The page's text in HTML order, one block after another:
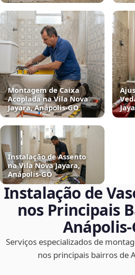
Montagem de Caixa
Acoplada na Vila Nova
Jayara, Anápolis‑GO
Instalação de Assento
na Vila Nova Jayara,
Anápolis‑GO
Instalação de
nos Principais
Serviços especializados de
nos principais bairros de